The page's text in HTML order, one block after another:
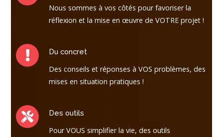
Nous sommes à vos côtés pour favoriser la
réflexion et la mise en œuvre de VOTRE projet !
Du concret
Des conseils et réponses à VOS problèmes, des
mises en situation pratiques !
Des outils
Pour VOUS simplifier la vie, des outils